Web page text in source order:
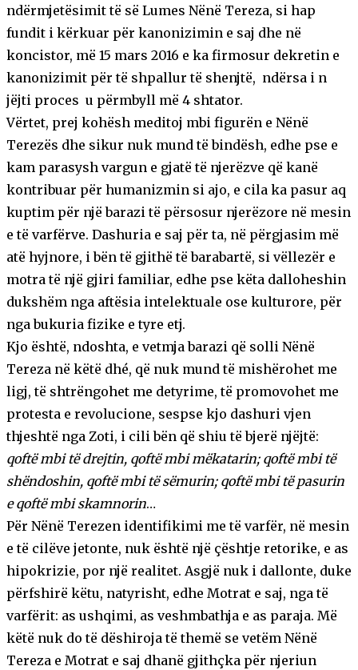
ndërmjetësimit të së Lumes Nënë Tereza, si hap
fundit i kërkuar për kanonizimin e saj dhe në
koncistor, më 15 mars 2016 e ka firmosur dekretin e
kanonizimit për të shpallur të shenjtë, ndërsa i n
jëjti proces u përmbyll më 4 shtator.
Vërtet, prej kohësh meditoj mbi figurën e Nënë
Terezës dhe sikur nuk mund të bindësh, edhe pse e
kam parasysh vargun e gjatë të njerëzve që kanë
kontribuar për humanizmin si ajo, e cila ka pasur aq
kuptim për një barazi të përsosur njerëzore në mesin
e të varfërve. Dashuria e saj për ta, në përgjasim më
atë hyjnore, i bën të gjithë të barabartë, si vëllezër e
motra të një gjiri familiar, edhe pse këta dalloheshin
dukshëm nga aftësia intelektuale ose kulturore, për
nga bukuria fizike e tyre etj.
Kjo është, ndoshta, e vetmja barazi që solli Nënë
Tereza në këtë dhé, që nuk mund të mishërohet me
ligj, të shtrëngohet me detyrime, të promovohet me
protesta e revolucione, sespse kjo dashuri vjen
thjeshtë nga Zoti, i cili bën që shiu të bjerë njëjtë:
qoftë mbi të drejtin, qoftë mbi mëkatarin; qoftë mbi të
shëndoshin, qoftë mbi të sëmurin; qoftë mbi të pasurin
e qoftë mbi skamnorin…
Për Nënë Terezen identifikimi me të varfër, në mesin
e të cilëve jetonte, nuk është një çështje retorike, e as
hipokrizie, por një realitet. Asgjë nuk i dallonte, duke
përfshirë këtu, natyrisht, edhe Motrat e saj, nga të
varfërit: as ushqimi, as veshmbathja e as paraja. Më
këtë nuk do të dëshiroja të themë se vetëm Nënë
Tereza e Motrat e saj dhanë gjithçka për njeriun